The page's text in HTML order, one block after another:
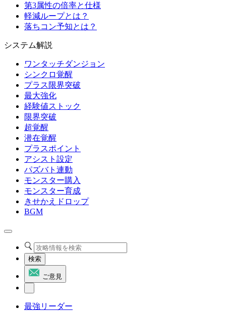
第3属性の倍率と仕様
軽減ループとは？
落ちコン予知とは？
システム解説
ワンタッチダンジョン
シンクロ覚醒
プラス限界突破
最大強化
経験値ストック
限界突破
超覚醒
潜在覚醒
プラスポイント
アシスト設定
パズバト連動
モンスター購入
モンスター育成
きせかえドロップ
BGM
検索
ご意見
最強リーダー